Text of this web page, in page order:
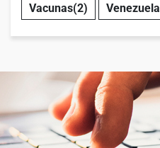
Vacunas(2) Venezuela